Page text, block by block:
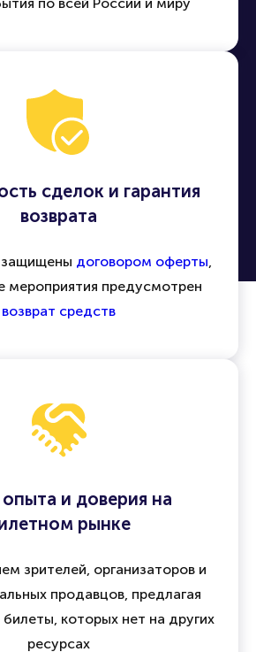
возврата
защищеныдоговором оферты
рынке
зрителей, организаторов и
продавцов, предлагая